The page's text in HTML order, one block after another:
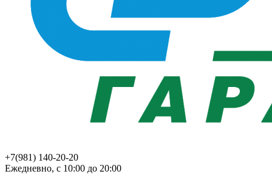
+7(981) 140-20-20
Ежедневно, с 10:00 до 20:00